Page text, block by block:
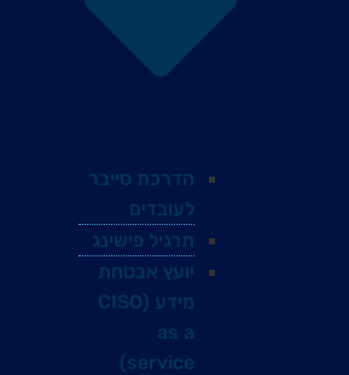
הדרכת סייבר
לעובדים
תרגיל פישינג
יועץ אבטחת
מידע (CISO
as a
service)